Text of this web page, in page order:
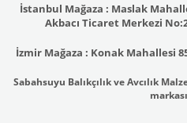
İstanbul Mağaza : Maslak
Akbacı Ticaret Merkezi
İzmir Mağaza : Konak Mahallesi
Sabahsuyu Balıkçılık ve Avcılık